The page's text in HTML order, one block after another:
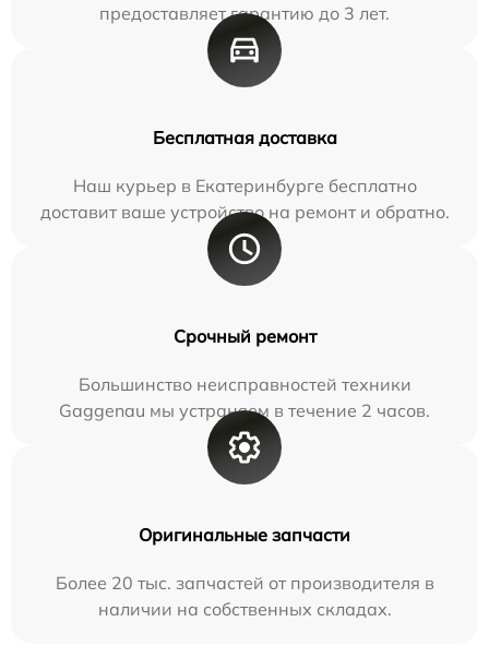
предоставляет гарантию до 3 лет.
Бесплатная доставка
Наш курьер в Екатеринбурге бесплатно
доставит ваше устройство на ремонт и обратно.
Срочный ремонт
Большинство неисправностей техники
Gaggenau мы устраняем в течение 2 часов.
Оригинальные запчасти
Более 20 тыс. запчастей от производителя в
наличии на собственных складах.